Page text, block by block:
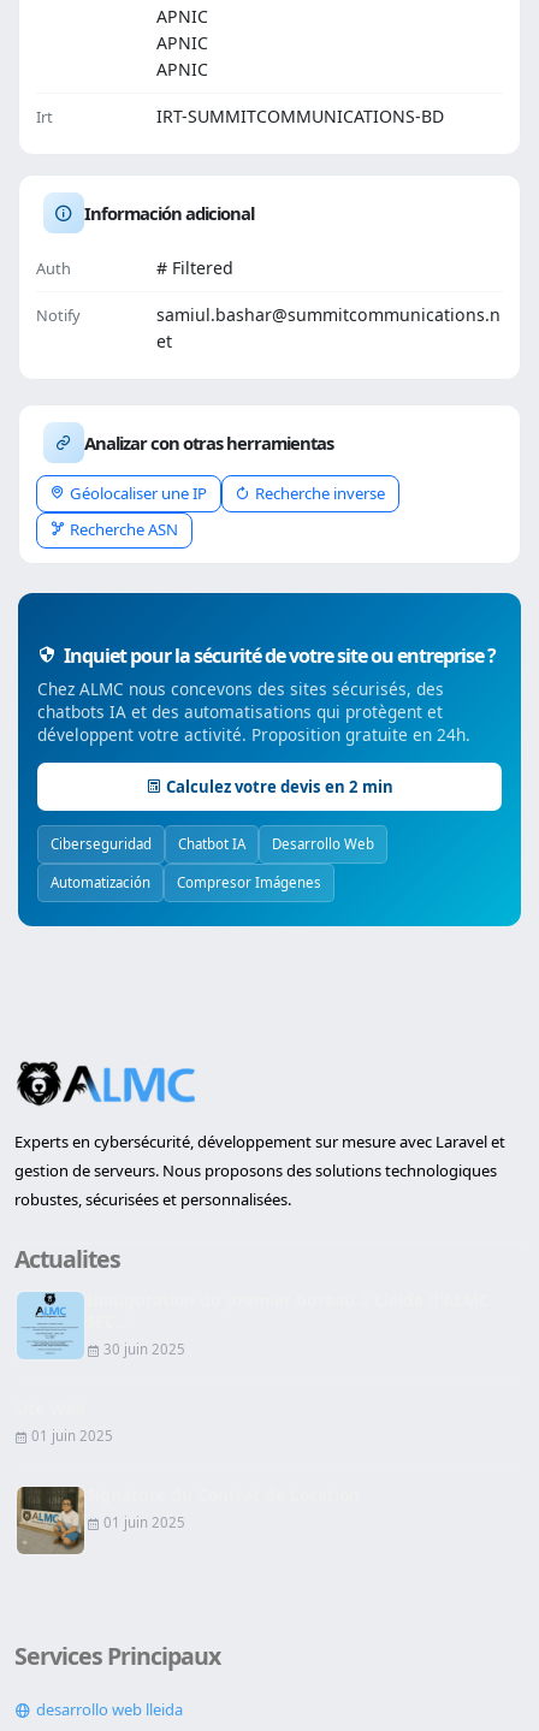
APNIC
APNIC
APNIC
Irt IRT-SUMMITCOMMUNICATIONS-BD
Información adicional
Auth # Filtered
Notify
samiul.bashar@summitcommunications.n
et
Analizar con otras herramientas
Géolocaliser une IP
Recherche inverse
Recherche ASN
Inquiet pour la sécurité de votre site ou entreprise ?
Chez ALMC nous concevons des sites sécurisés, des
chatbots IA et des automatisations qui protègent et
développent votre activité. Proposition gratuite en 24h.
Calculez votre devis en 2 min
Ciberseguridad Chatbot IA Desarrollo Web
Automatización Compresor Imágenes
Experts en cybersécurité, développement sur mesure avec Laravel et
gestion de serveurs. Nous proposons des solutions technologiques
robustes, sécurisées et personnalisées.
Actualites
30 juin 2025
01 juin 2025
01 juin 2025
Services Principaux
desarrollo web lleida